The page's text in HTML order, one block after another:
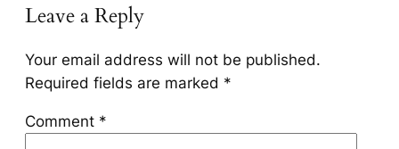
Leave a Reply
Your email address will not be published.
Required fields are marked *
Comment *